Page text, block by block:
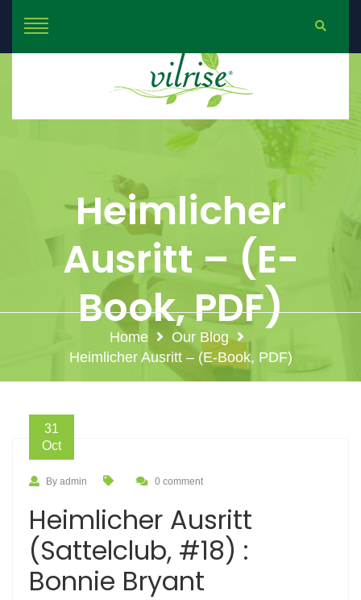
Heimlicher
Ausritt – (E-
Book, PDF)
Home
Our Blog
Heimlicher Ausritt – (E-Book, PDF)
31
Oct
By admin 0 comment
Heimlicher Ausritt
(Sattelclub, #18) :
Bonnie Bryant